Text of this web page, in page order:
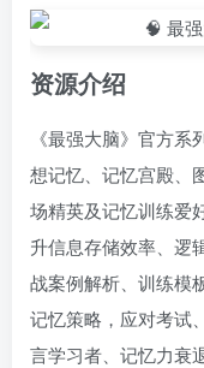
资源介绍
《最强大脑》官方
想记忆、记忆宫殿、
场精英及记忆训练爱
升信息存储效率、逻
战案例解析、训练模
记忆策略，应对考试
言学习者、记忆力衰